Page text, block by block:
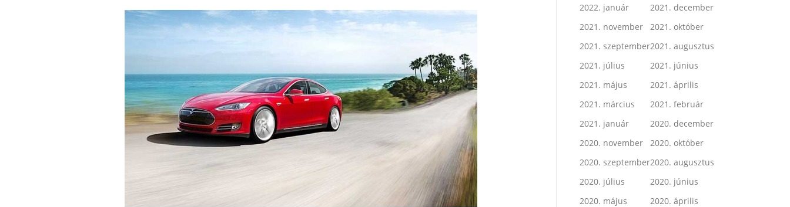
2022. január
2021. december
2021. november
2021. október
2021. szeptember2021. augusztus
2021. július
2021. június
2021. május
2021. április
2021. március
2021. február
2021. január
2020. december
2020. november
2020. október
2020. szeptember2020. augusztus
2020. július
2020. június
2020. május
2020. április